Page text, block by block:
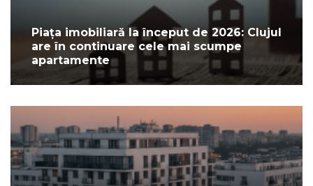
Piața imobiliară la început de 2026: Clujul
are în continuare cele mai scumpe
apartamente